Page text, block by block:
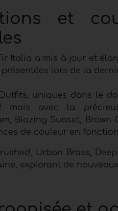
et
Italia a mis à jour et
présentées lors de la
uniques dans le
mois avec la
Blazing Sunset,
de couleur en
Urban Brass,
explorant de